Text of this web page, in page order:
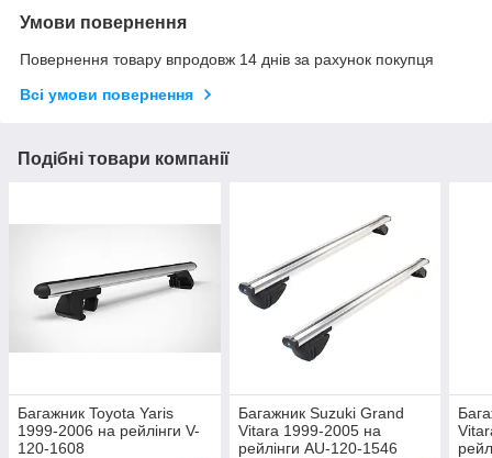
Умови повернення
Повернення товару впродовж 14 днів за рахунок покупця
Всі умови повернення
Подібні товари компанії
Багажник Toyota Yaris
1999-2006 на рейлінги V-
120-1608
Багажник Suzuki Grand
Vitara 1999-2005 на
рейлінги AU-120-1546